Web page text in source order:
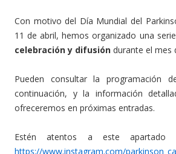
Con motivo del Día Mundial del
11 de abril, hemos organizado una
celebración y difusión durante el mes
Pueden consultar la programación
continuación, y la información
ofreceremos en próximas entradas.
Estén atentos a este
https://www.instagram.com/